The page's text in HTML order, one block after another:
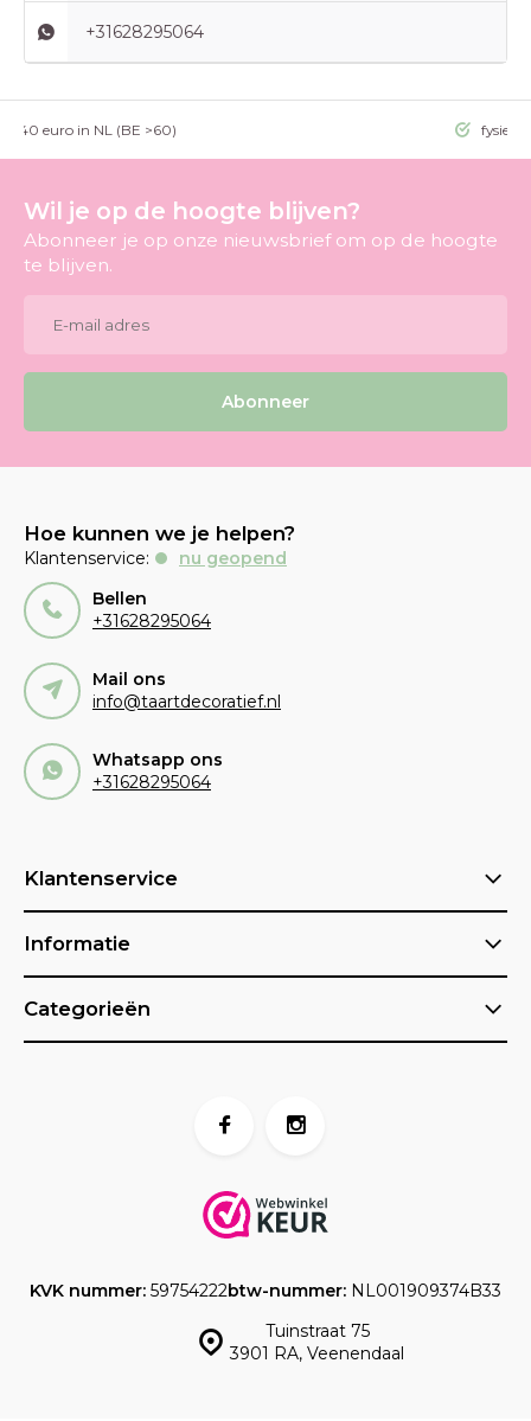
+31628295064
>40 euro in NL (BE >60) fysieke
Wil je op de hoogte blijven?
Abonneer je op onze nieuwsbrief om op de hoogte
te blijven.
Abonneer
Hoe kunnen we je helpen?
Klantenservice:
nu geopend
Bellen
+31628295064
Mail ons
info@taartdecoratief.nl
Whatsapp ons
+31628295064
Klantenservice
Informatie
Categorieën
Tuinstraat 75
3901 RA, Veenendaal
KVK nummer: 59754222btw-nummer: NL001909374B33